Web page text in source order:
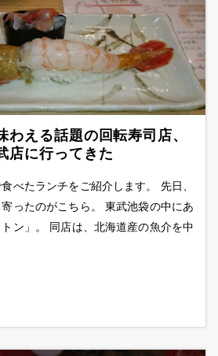
わえる話題の回転寿司店、
店に行ってきた
べたランチをご紹介します。 先日、
ったのがこちら。 東武池袋の中にあ
ン」。 同店は、北海道産の魚介を中